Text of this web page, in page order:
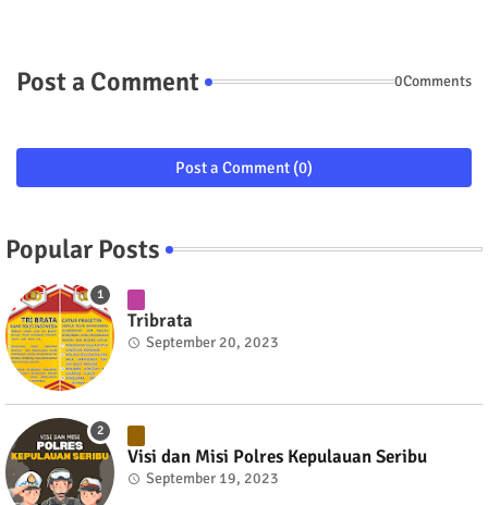
Post a Comment 0Comments
Post a Comment (0)
Popular Posts
Tribrata
September 20, 2023
Visi dan Misi Polres Kepulauan Seribu
September 19, 2023